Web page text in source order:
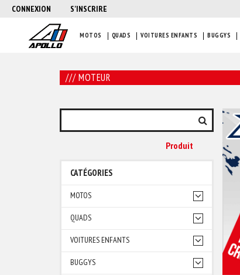
CONNEXION S'INSCRIRE
MOTOS QUADS VOITURES ENFANTS BUGGYS
/// MOTEUR
Produit
CATÉGORIES
MOTOS
QUADS
VOITURES ENFANTS
BUGGYS